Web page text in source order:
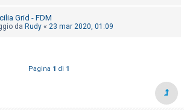
Grid - FDM
da Rudy « 23 mar 2020, 01:09
Pagina 1 di 1